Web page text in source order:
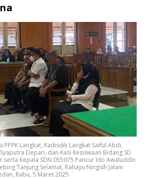
Langkat, Kadisdik Langkat Saiful Abdi,
Depari, dan Kasi Kesiswaan Bidang SD
serta Kepala SDN 055975 Pancur Ido Awaluddin
Tanjung Selamat, Rahayu Ningsih Jalani
Rabu, 5 Maret 2025